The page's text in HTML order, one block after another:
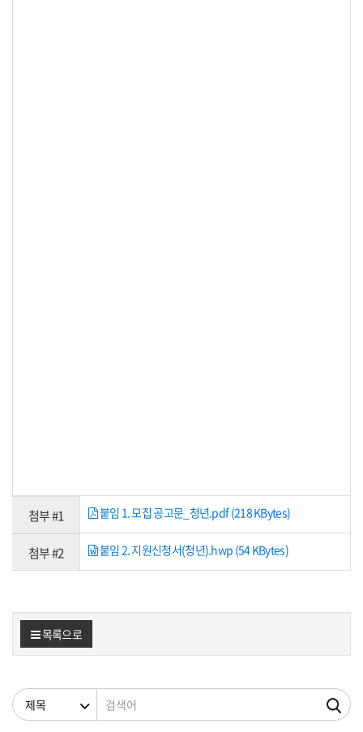
첨부 #1 붙임 1. 모집 공고문_청년.pdf (218 KBytes)
첨부 #2 붙임 2. 지원신청서(청년).hwp (54 KBytes)
목록으로
검색조건 검색어